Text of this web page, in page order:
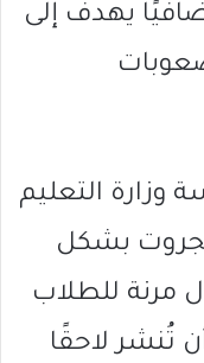
يهدف إلى
وزارة التعليم
بشكل
مرنة للطلاب
تُنشر لاحقًا